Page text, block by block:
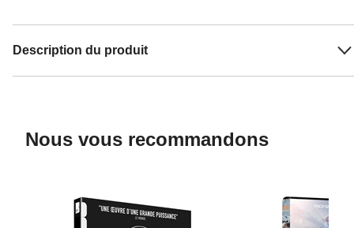
Description du produit
Nous vous recommandons